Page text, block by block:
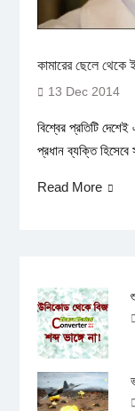
কামারের ছেলে থেকে
13 Dec 2014
বিশ্বের প্রতিটি
প্রধান ব্যক্তি হিসেবে
Read More